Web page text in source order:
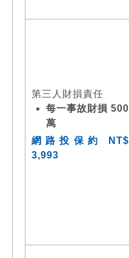
第三人財損責任
每一事故財損 500
萬
網路投保約 NT$
3,993